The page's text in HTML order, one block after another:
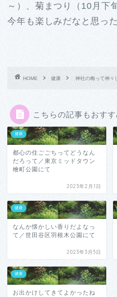
～）、菊まつり（10月下
今年も楽しみだなと思った
HOME 健康 神社の梅って神々
こちらの記事もおすす
健康
都心の住ごごちってどうなん
だろって／東京ミッドタウン
檜町公園にて
2023年2月1日
健康
なんか懐かしい香りだよなっ
て／世田谷区羽根木公園にて
2023年3月5日
健康
お出かけしてきてよかったね